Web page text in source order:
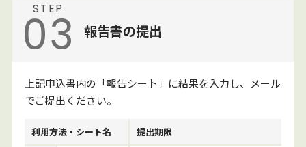
STEP
03 報告書の提出
上記申込書内の「報告シート」に結果を入力し、メール
でご提出ください。
利用方法・シート名 提出期限